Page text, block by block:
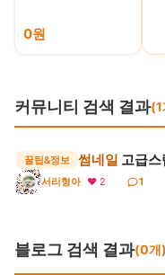
0원
블로그 검색 결과(0개)
커뮤니티 검색 결과(1
꿀팁&정보 썸네일 고급스럽게
서리형아 ❤ 2 1